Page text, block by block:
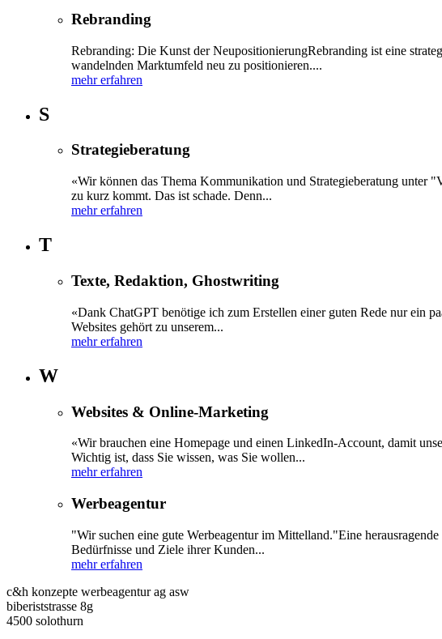
Rebranding
Rebranding: Die Kunst der NeupositionierungRebranding ist eine
wandelnden Marktumfeld neu zu positionieren....
mehr erfahren
S
Strategieberatung
«Wir können das Thema Kommunikation und Strategieberatung unter
zu kurz kommt. Das ist schade. Denn...
mehr erfahren
T
Texte, Redaktion, Ghostwriting
«Dank ChatGPT benötige ich zum Erstellen einer guten Rede nur ein
Websites gehört zu unserem...
mehr erfahren
W
Websites & Online-Marketing
«Wir brauchen eine Homepage und einen LinkedIn-Account, damit
Wichtig ist, dass Sie wissen, was Sie wollen...
mehr erfahren
Werbeagentur
"Wir suchen eine gute Werbeagentur im Mittelland."Eine
Bedürfnisse und Ziele ihrer Kunden...
mehr erfahren
c&h konzepte werbeagentur ag asw
biberiststrasse 8g
4500 solothurn